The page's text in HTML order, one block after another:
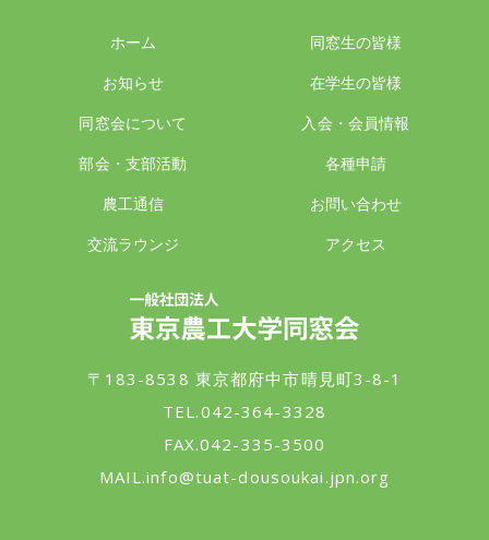
ホーム
お知らせ
同窓会について
部会・支部活動
農工通信
交流ラウンジ
同窓生の皆様
在学生の皆様
入会・会員情報
各種申請
お問い合わせ
アクセス
〒183-8538 東京都府中市晴見町3-8-1
TEL.042-364-3328
FAX.042-335-3500
MAIL.info@tuat-dousoukai.jpn.org